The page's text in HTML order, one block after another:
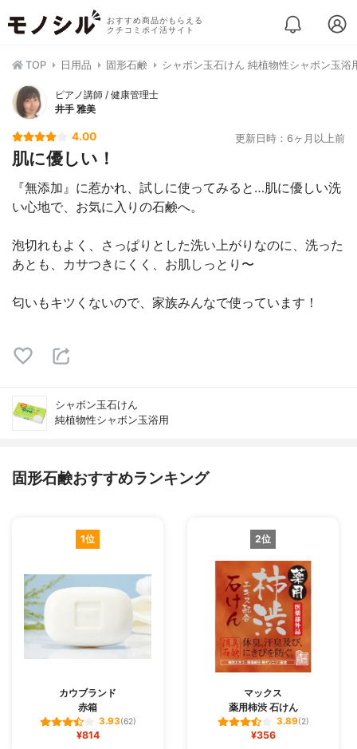
おすすめ商品がもらえる
クチコミポイ活サイト
TOP 日用品 固形石鹸 シャボン玉石けん 純植物性シャボン玉浴
ピアノ講師 / 健康管理士
井手 雅美
4.00 更新日時：6ヶ月以上前
肌に優しい！
『無添加』に惹かれ、試しに使ってみると…肌に優しい洗
い心地で、お気に入りの石鹸へ。
泡切れもよく、さっぱりとした洗い上がりなのに、洗った
あとも、カサつきにくく、お肌しっとり〜
匂いもキツくないので、家族みんなで使っています！
シャボン玉石けん
純植物性シャボン玉浴用
固形石鹸おすすめランキング
1位
カウブランド
赤箱
3.93(62)
¥814
2位
マックス
薬用柿渋 石けん
3.89(2)
¥356